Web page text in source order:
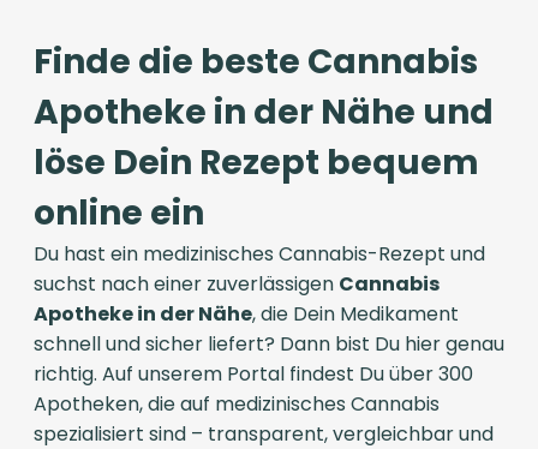
Finde die beste Cannabis
Apotheke in der Nähe und
löse Dein Rezept bequem
online ein
Du hast ein medizinisches Cannabis-Rezept und
suchst nach einer zuverlässigen Cannabis
Apotheke in der Nähe, die Dein Medikament
schnell und sicher liefert? Dann bist Du hier genau
richtig. Auf unserem Portal findest Du über 300
Apotheken, die auf medizinisches Cannabis
spezialisiert sind – transparent, vergleichbar und